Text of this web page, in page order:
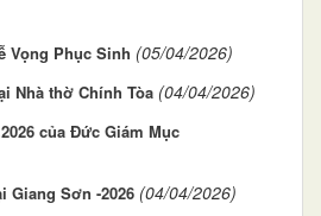
Vọng Phục Sinh (05/04/2026)
Nhà thờ Chính Tòa (04/04/2026)
của Đức Giám Mục
Giang Sơn -2026 (04/04/2026)